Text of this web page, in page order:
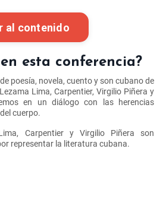
al contenido
esta conferencia?
de poesía, novela, cuento y son cubano de
Lima, Carpentier, Virgilio Piñera y
en un diálogo con las herencias
cuerpo.
Carpentier y Virgilio Piñera son
representar la literatura cubana.